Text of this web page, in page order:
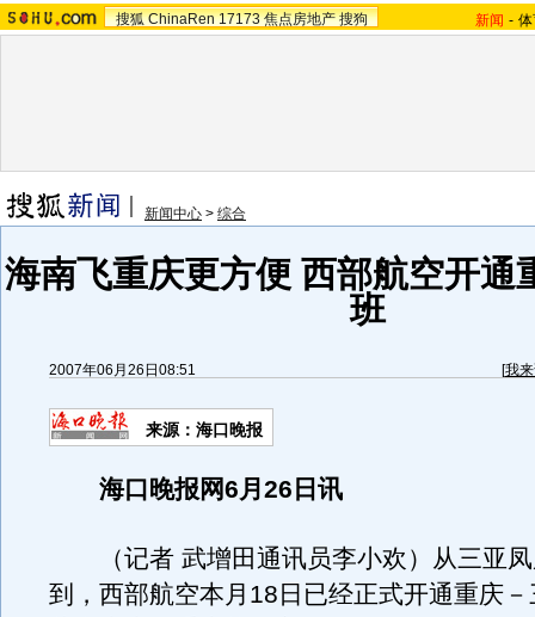
搜狐 ChinaRen 17173 焦点房地产 搜狗 新闻 -
新闻中心 > 综合
海南飞重庆更方便 西部航空开通
班
2007年06月26日08:51 [我
来源：海口晚报
海口晚报网6月26日讯
（记者 武增田通讯员李小欢）从三亚凤
到，西部航空本月18日已经正式开通重庆